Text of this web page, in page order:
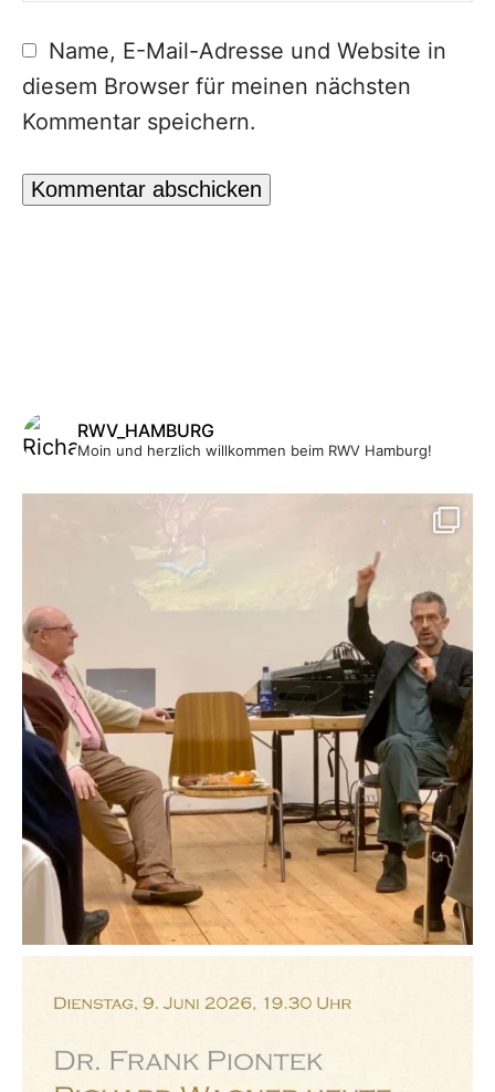
Name, E-Mail-Adresse und Website in
diesem Browser für meinen nächsten
Kommentar speichern.
RWV_HAMBURG
Moin und herzlich willkommen beim RWV Hamburg!